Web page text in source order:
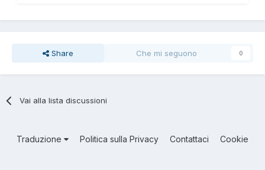
Share Che mi seguono 0
Vai alla lista discussioni
Traduzione Politica sulla Privacy Contattaci Cookie